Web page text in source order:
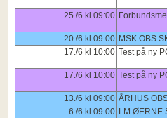
25./6 kl 09:00
20./6 kl 09:00 MSK OBS
17./6 kl 10:00 Test på ny
17./6 kl 10:00 Test på ny
13./6 kl 09:00 ÅRHUS
6./6 kl 09:00 LM ØERNE